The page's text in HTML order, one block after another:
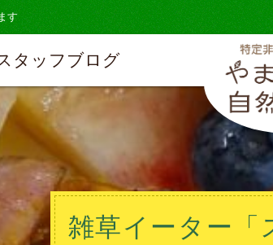
す
タッフブログ
雑草イーター「